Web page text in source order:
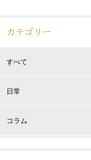
カテゴリー
すべて
日常
コラム